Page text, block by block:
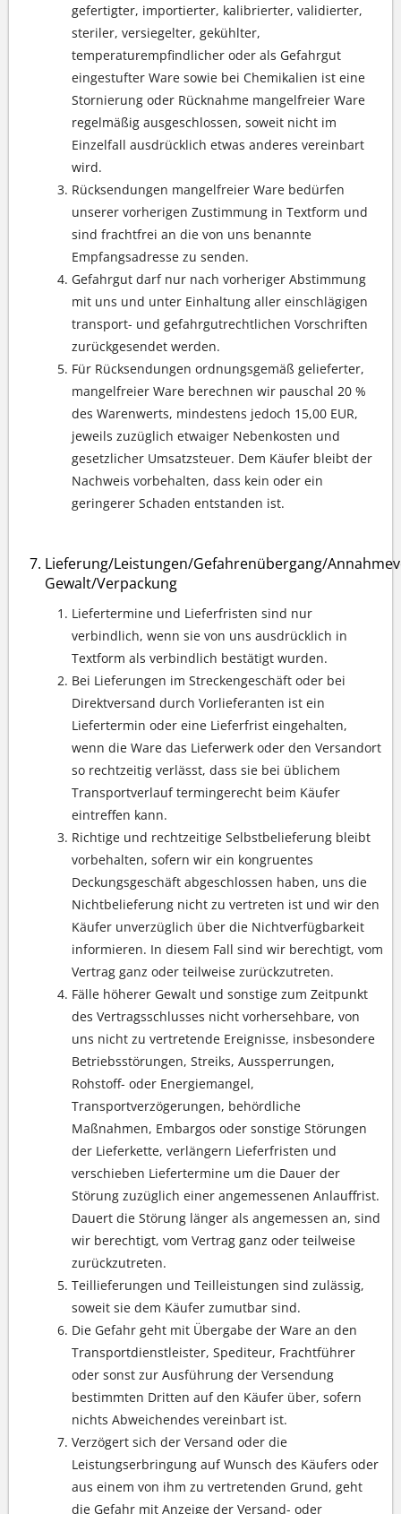
gefertigter, importierter, kalibrierter, validierter,
steriler, versiegelter, gekühlter,
temperaturempfindlicher oder als Gefahrgut
eingestufter Ware sowie bei Chemikalien ist eine
Stornierung oder Rücknahme mangelfreier Ware
regelmäßig ausgeschlossen, soweit nicht im
Einzelfall ausdrücklich etwas anderes vereinbart
wird.
Rücksendungen mangelfreier Ware bedürfen
unserer vorherigen Zustimmung in Textform und
sind frachtfrei an die von uns benannte
Empfangsadresse zu senden.
Gefahrgut darf nur nach vorheriger Abstimmung
mit uns und unter Einhaltung aller einschlägigen
transport- und gefahrgutrechtlichen Vorschriften
zurückgesendet werden.
Für Rücksendungen ordnungsgemäß gelieferter,
mangelfreier Ware berechnen wir pauschal 20 %
des Warenwerts, mindestens jedoch 15,00 EUR,
jeweils zuzüglich etwaiger Nebenkosten und
gesetzlicher Umsatzsteuer. Dem Käufer bleibt der
Nachweis vorbehalten, dass kein oder ein
geringerer Schaden entstanden ist.
Lieferung/Leistungen/Gefahrenübergang/
Gewalt/Verpackung
Liefertermine und Lieferfristen sind nur
verbindlich, wenn sie von uns ausdrücklich in
Textform als verbindlich bestätigt wurden.
Bei Lieferungen im Streckengeschäft oder bei
Direktversand durch Vorlieferanten ist ein
Liefertermin oder eine Lieferfrist eingehalten,
wenn die Ware das Lieferwerk oder den Versandort
so rechtzeitig verlässt, dass sie bei üblichem
Transportverlauf termingerecht beim Käufer
eintreffen kann.
Richtige und rechtzeitige Selbstbelieferung bleibt
vorbehalten, sofern wir ein kongruentes
Deckungsgeschäft abgeschlossen haben, uns die
Nichtbelieferung nicht zu vertreten ist und wir den
Käufer unverzüglich über die Nichtverfügbarkeit
informieren. In diesem Fall sind wir berechtigt, vom
Vertrag ganz oder teilweise zurückzutreten.
Fälle höherer Gewalt und sonstige zum Zeitpunkt
des Vertragsschlusses nicht vorhersehbare, von
uns nicht zu vertretende Ereignisse, insbesondere
Betriebsstörungen, Streiks, Aussperrungen,
Rohstoff- oder Energiemangel,
Transportverzögerungen, behördliche
Maßnahmen, Embargos oder sonstige Störungen
der Lieferkette, verlängern Lieferfristen und
verschieben Liefertermine um die Dauer der
Störung zuzüglich einer angemessenen Anlauffrist.
Dauert die Störung länger als angemessen an, sind
wir berechtigt, vom Vertrag ganz oder teilweise
zurückzutreten.
Teillieferungen und Teilleistungen sind zulässig,
soweit sie dem Käufer zumutbar sind.
Die Gefahr geht mit Übergabe der Ware an den
Transportdienstleister, Spediteur, Frachtführer
oder sonst zur Ausführung der Versendung
bestimmten Dritten auf den Käufer über, sofern
nichts Abweichendes vereinbart ist.
Verzögert sich der Versand oder die
Leistungserbringung auf Wunsch des Käufers oder
aus einem von ihm zu vertretenden Grund, geht
die Gefahr mit Anzeige der Versand- oder